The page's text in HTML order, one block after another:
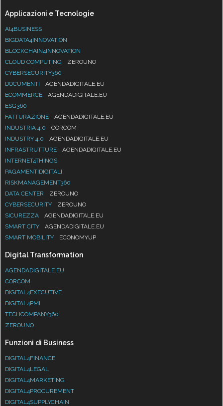
Applicazioni e Tecnologie
AI4BUSINESS
BIGDATA4INNOVATION
BLOCKCHAIN4INNOVATION
CLOUD COMPUTING
ZEROUNO
CYBERSECURITY360
DOCUMENTI
AGENDADIGITALE.EU
ECOMMERCE
AGENDADIGITALE.EU
ESG360
FATTURAZIONE
AGENDADIGITALE.EU
INDUSTRIA 4.0
CORCOM
INDUSTRY 4.0
AGENDADIGITALE.EU
INFRASTRUTTURE
AGENDADIGITALE.EU
INTERNET4THINGS
PAGAMENTIDIGITALI
RISKMANAGEMENT360
DATA CENTER
ZEROUNO
CYBERSECURITY
ZEROUNO
SICUREZZA
AGENDADIGITALE.EU
SMART CITY
AGENDADIGITALE.EU
SMART MOBILITY
ECONOMYUP
Digital Transformation
AGENDADIGITALE.EU
CORCOM
DIGITAL4EXECUTIVE
DIGITAL4PMI
TECHCOMPANY360
ZEROUNO
Funzioni di Business
DIGITAL4FINANCE
DIGITAL4LEGAL
DIGITAL4MARKETING
DIGITAL4PROCUREMENT
DIGITAL4SUPPLYCHAIN